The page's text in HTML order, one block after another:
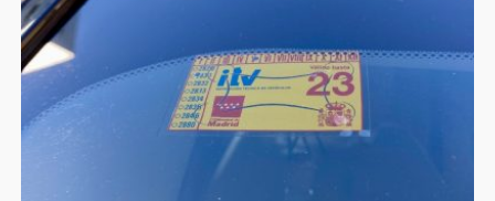
NEWSLETTER